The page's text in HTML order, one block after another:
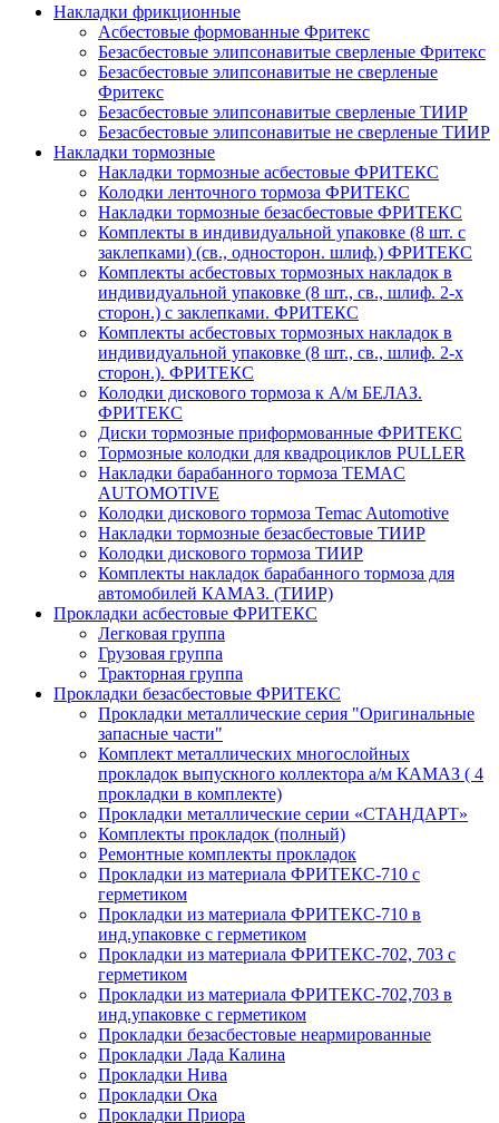
Накладки фрикционные
Асбестовые формованные Фритекс
Безасбестовые элипсонавитые сверленые Фритекс
Безасбестовые элипсонавитые не сверленые
Фритекс
Безасбестовые элипсонавитые сверленые ТИИР
Безасбестовые элипсонавитые не сверленые ТИИР
Накладки тормозные
Накладки тормозные асбестовые ФРИТЕКС
Колодки ленточного тормоза ФРИТЕКС
Накладки тормозные безасбестовые ФРИТЕКС
Комплекты в индивидуальной упаковке (8 шт. с
заклепками) (св., односторон. шлиф.) ФРИТЕКС
Комплекты асбестовых тормозных накладок в
индивидуальной упаковке (8 шт., св., шлиф. 2-х
сторон.) c заклепками. ФРИТЕКС
Комплекты асбестовых тормозных накладок в
индивидуальной упаковке (8 шт., св., шлиф. 2-х
сторон.). ФРИТЕКС
Колодки дискового тормоза к А/м БЕЛАЗ.
ФРИТЕКС
Диски тормозные приформованные ФРИТЕКС
Тормозные колодки для квадроциклов PULLER
Накладки барабанного тормоза TEMAC
AUTOMOTIVE
Колодки дискового тормоза Temac Automotive
Накладки тормозные безасбестовые ТИИР
Колодки дискового тормоза ТИИР
Комплекты накладок барабанного тормоза для
автомобилей КАМАЗ. (ТИИР)
Прокладки асбестовые ФРИТЕКС
Легковая группа
Грузовая группа
Тракторная группа
Прокладки безасбестовые ФРИТЕКС
Прокладки металлические серия "Оригинальные
запасные части"
Комплект металлических многослойных
прокладок выпускного коллектора а/м КАМАЗ ( 4
прокладки в комплекте)
Прокладки металлические серии «СТАНДАРТ»
Комплекты прокладок (полный)
Ремонтные комплекты прокладок
Прокладки из материала ФРИТЕКС-710 с
герметиком
Прокладки из материала ФРИТЕКС-710 в
инд.упаковке с герметиком
Прокладки из материала ФРИТЕКС-702, 703 с
герметиком
Прокладки из материала ФРИТЕКС-702,703 в
инд.упаковке с герметиком
Прокладки безасбестовые неармированные
Прокладки Лада Калина
Прокладки Нива
Прокладки Ока
Прокладки Приора